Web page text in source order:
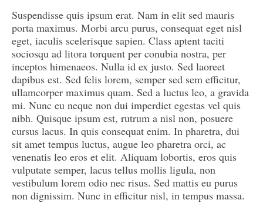
Suspendisse quis ipsum erat. Nam in elit sed mauris
porta maximus. Morbi arcu purus, consequat eget nisl
eget, iaculis scelerisque sapien. Class aptent taciti
sociosqu ad litora torquent per conubia nostra, per
inceptos himenaeos. Nulla id ex justo. Sed laoreet
dapibus est. Sed felis lorem, semper sed sem efficitur,
ullamcorper maximus quam. Sed a luctus leo, a gravida
mi. Nunc eu neque non dui imperdiet egestas vel quis
nibh. Quisque ipsum est, rutrum a nisl non, posuere
cursus lacus. In quis consequat enim. In pharetra, dui
sit amet tempus luctus, augue leo pharetra orci, ac
venenatis leo eros et elit. Aliquam lobortis, eros quis
vulputate semper, lacus tellus mollis ligula, non
vestibulum lorem odio nec risus. Sed mattis eu purus
non dignissim. Nunc in efficitur nisl, in tempus massa.